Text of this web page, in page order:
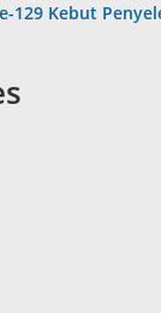
129 Kebut